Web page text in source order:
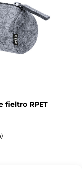
fieltro RPET